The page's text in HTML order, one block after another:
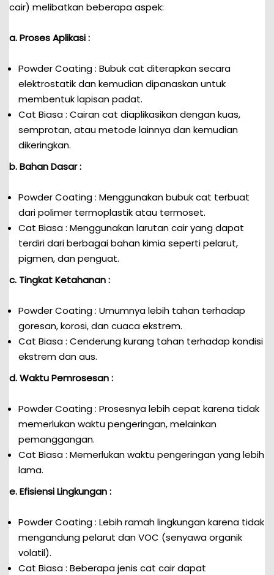
cair) melibatkan beberapa aspek:
a. Proses Aplikasi :
Powder Coating : Bubuk cat diterapkan secara
elektrostatik dan kemudian dipanaskan untuk
membentuk lapisan padat.
Cat Biasa : Cairan cat diaplikasikan dengan kuas,
semprotan, atau metode lainnya dan kemudian
dikeringkan.
b. Bahan Dasar :
Powder Coating : Menggunakan bubuk cat terbuat
dari polimer termoplastik atau termoset.
Cat Biasa : Menggunakan larutan cair yang dapat
terdiri dari berbagai bahan kimia seperti pelarut,
pigmen, dan penguat.
c. Tingkat Ketahanan :
Powder Coating : Umumnya lebih tahan terhadap
goresan, korosi, dan cuaca ekstrem.
Cat Biasa : Cenderung kurang tahan terhadap kondisi
ekstrem dan aus.
d. Waktu Pemrosesan :
Powder Coating : Prosesnya lebih cepat karena tidak
memerlukan waktu pengeringan, melainkan
pemanggangan.
Cat Biasa : Memerlukan waktu pengeringan yang lebih
lama.
e. Efisiensi Lingkungan :
Powder Coating : Lebih ramah lingkungan karena tidak
mengandung pelarut dan VOC (senyawa organik
volatil).
Cat Biasa : Beberapa jenis cat cair dapat